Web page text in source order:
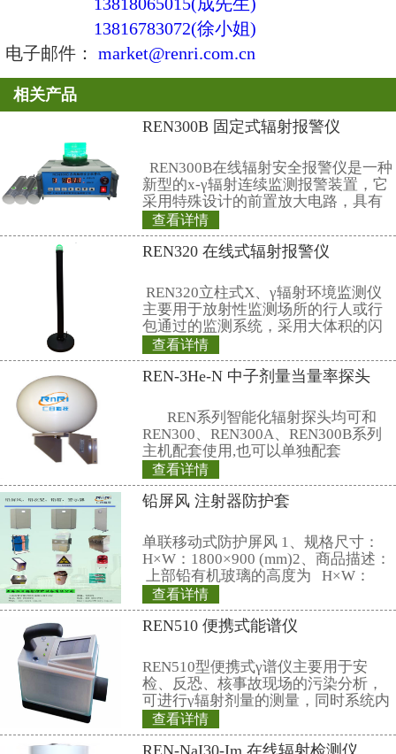
6、报警阈值：剂量率超过2.5μSv/
量超过25mSv报警,均可自行设置。
7、测量显示：剂量率每秒显示，
每隔10s，15s····90s显示
8、电池报警：电池电压小于1.6V
电池。
9、使用环境：-10℃ ~ +45℃。
10、仪器功耗：≤2mW (仪器采用
11、外形尺寸：长×宽×厚 =
12、重 量：120g（包括二节七
联系仁日科技
公司名称： 上海仁日辐射防护设
公司地址： 上海市嘉定区曹安路
销售热线：
021-69515711(总机)
13818065015(成先生)
13816783072(徐小姐)